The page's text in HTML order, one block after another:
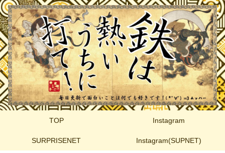
TOP Instagram
SURPRISENET Instagram(SUPNET)